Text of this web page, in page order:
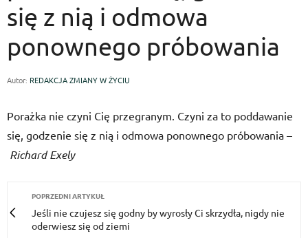
się z nią i odmowa
ponownego próbowania
Autor: REDAKCJA ZMIANY W ŻYCIU
Porażka nie czyni Cię przegranym. Czyni za to poddawanie
się, godzenie się z nią i odmowa ponownego próbowania –
Richard Exely
POPRZEDNI ARTYKUŁ
Jeśli nie czujesz się godny by wyrosły Ci skrzydła, nigdy nie
oderwiesz się od ziemi